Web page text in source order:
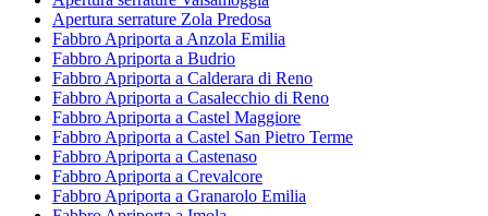
Apertura serrature Zola Predosa
Fabbro Apriporta a Anzola Emilia
Fabbro Apriporta a Budrio
Fabbro Apriporta a Calderara di Reno
Fabbro Apriporta a Casalecchio di Reno
Fabbro Apriporta a Castel Maggiore
Fabbro Apriporta a Castel San Pietro Terme
Fabbro Apriporta a Castenaso
Fabbro Apriporta a Crevalcore
Fabbro Apriporta a Granarolo Emilia